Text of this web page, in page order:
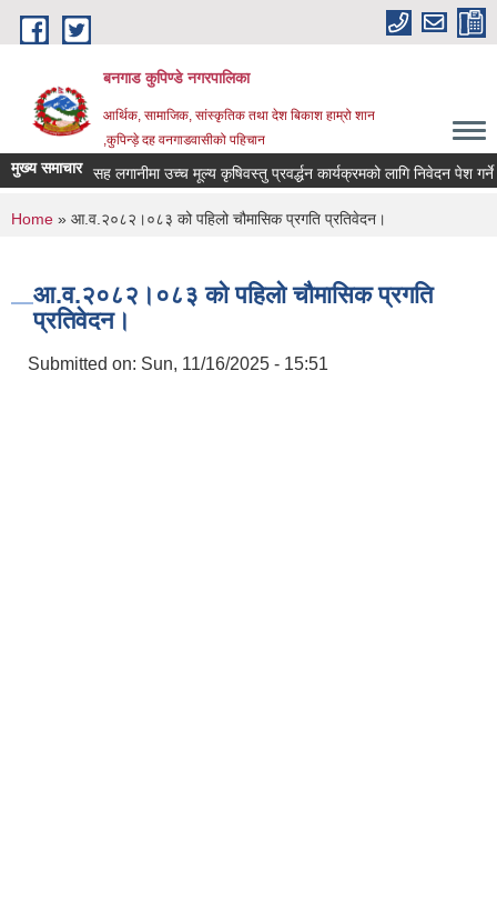
Skip to main content
बनगाड कुपिण्डे नगरपालिका
आर्थिक, सामाजिक, सांस्कृतिक तथा देश बिकाश हाम्रो शान
,कुपिन्ड़े दह वनगाडवासीको पहिचान
मुख्य समाचारसह लगानीमा उच्च मूल्य कृषिवस्तु प्रवर्द्धन कार्यक्रमको लागि निवेदन पेश गर्ने
You are here
Home » आ.व.२०८२।०८३ को पहिलो चौमासिक प्रगति प्रतिवेदन।
आ.व.२०८२।०८३ को पहिलो चौमासिक प्रगति
प्रतिवेदन।
Submitted on: Sun, 11/16/2025 - 15:51